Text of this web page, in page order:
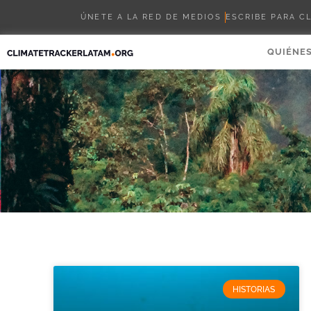
ÚNETE A LA RED DE MEDIOS ESCRIBE PARA
HISTORIAS